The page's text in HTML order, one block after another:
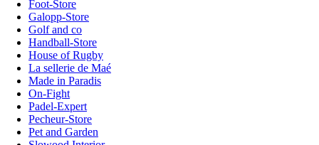
Foot-Store
Galopp-Store
Golf and co
Handball-Store
House of Rugby
La sellerie de Maé
Made in Paradis
On-Fight
Padel-Expert
Pecheur-Store
Pet and Garden